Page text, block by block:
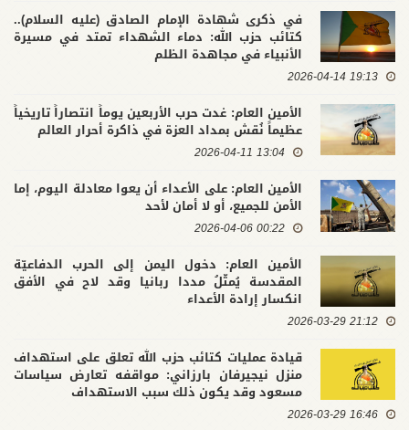
في ذكرى شهادة الإمام الصادق (عليه السلام)..
كتائب حزب الله: دماء الشهداء تمتد في مسيرة
الأنبياء في مجاهدة الظلم
19:13 2026-04-14
الأمين العام: غدت حرب الأربعين يوماً انتصاراً تاريخياً
عظيماً نُقش بمداد العزة في ذاكرة أحرار العالم
13:04 2026-04-11
الأمين العام: على الأعداء أن يعوا معادلة اليوم، إما
الأمن للجميع، أو لا أمان لأحد
00:22 2026-04-06
الأمين العام: دخول اليمن إلى الحرب الدفاعيّة
المقدسة يُمثّلُ مددا ربانيا وقد لاح في الأفق
انكسار إرادة الأعداء
21:12 2026-03-29
قيادة عمليات كتائب حزب الله تعلق على استهداف
منزل نيجيرفان بارزاني: مواقفه تعارض سياسات
مسعود وقد يكون ذلك سبب الاستهداف
16:46 2026-03-29